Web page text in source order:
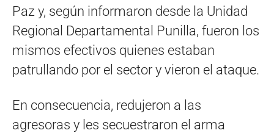
Paz y, según informaron desde la Unidad
Regional Departamental Punilla, fueron los
mismos efectivos quienes estaban
patrullando por el sector y vieron el ataque.
En consecuencia, redujeron a las
agresoras y les secuestraron el arma